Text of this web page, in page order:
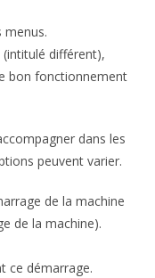
menus.
différent),
bon fonctionnement
dans les
peuvent varier.
de la machine
de la machine).
ce démarrage.